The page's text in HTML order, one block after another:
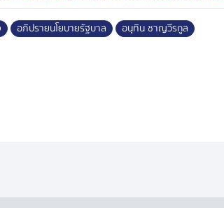
อภิปรายนโยบายรัฐบาล อนุทิน ชาญวีรกูล